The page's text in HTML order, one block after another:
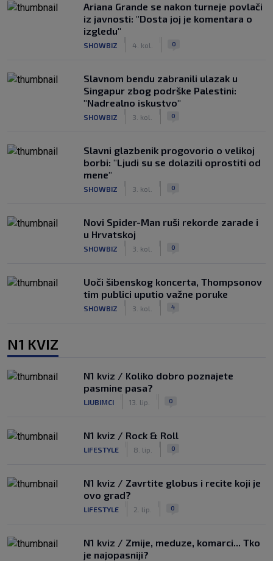
Ariana Grande se nakon turneje povlači
iz javnosti: "Dosta joj je komentara o
izgledu"
SHOWBIZ 4. kol. 0
Slavnom bendu zabranili ulazak u
Singapur zbog podrške Palestini:
"Nadrealno iskustvo"
SHOWBIZ 3. kol. 0
Slavni glazbenik progovorio o velikoj
borbi: "Ljudi su se dolazili oprostiti od
mene"
SHOWBIZ 3. kol. 0
Novi Spider-Man ruši rekorde zarade i
u Hrvatskoj
SHOWBIZ 3. kol. 0
Uoči šibenskog koncerta, Thompsonov
tim publici uputio važne poruke
SHOWBIZ 3. kol. 4
N1 KVIZ
N1 kviz / Koliko dobro poznajete
pasmine pasa?
LJUBIMCI 13. lip. 0
N1 kviz / Rock & Roll
LIFESTYLE 8. lip. 0
N1 kviz / Zavrtite globus i recite koji je
ovo grad?
LIFESTYLE 2. lip. 0
N1 kviz / Zmije, meduze, komarci... Tko
je najopasniji?